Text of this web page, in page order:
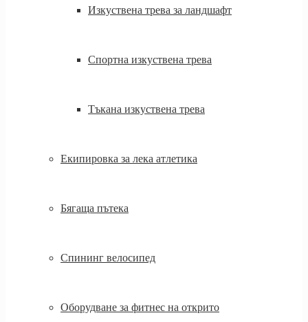
Изкуствена трева за ландшафт
Спортна изкуствена трева
Тъкана изкуствена трева
Екипировка за лека атлетика
Бягаща пътека
Спининг велосипед
Оборудване за фитнес на открито